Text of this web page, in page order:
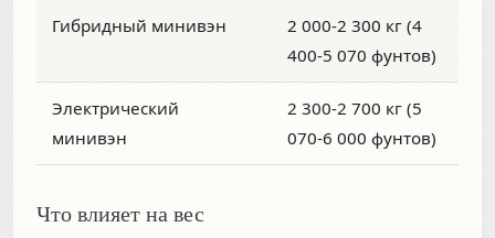
Гибридный минивэн
2 000-2 300 кг (4
400-5 070 фунтов)
Электрический
минивэн
2 300-2 700 кг (5
070-6 000 фунтов)
Что влияет на вес